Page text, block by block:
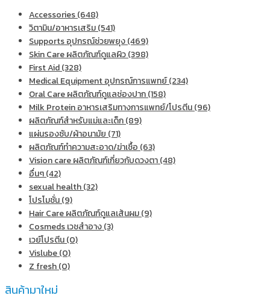
Accessories (648)
วิตามิน/อาหารเสริม (541)
Supports อุปกรณ์ช่วยพยุง (469)
Skin Care ผลิตภัณฑ์ดูแลผิว (398)
First Aid (328)
Medical Equipment อุปกรณ์การแพทย์ (234)
Oral Care ผลิตภัณฑ์ดูแลช่องปาก (158)
Milk Protein อาหารเสริมทางการแพทย์/โปรตีน (96)
ผลิตภัณฑ์สำหรับแม่และเด็ก (89)
แผ่นรองซับ/ผ้าอนามัย (71)
ผลิตภัณฑ์ทําความสะอาด/ฆ่าเชื้อ (63)
Vision care ผลิตภัณฑ์เกี่ยวกับดวงตา (48)
อื่นๆ (42)
sexual health (32)
โปรโมชั่น (9)
Hair Care ผลิตภัณฑ์ดูแลเส้นผม (9)
Cosmeds เวชสําอาง (3)
เวย์โปรตีน (0)
Vislube (0)
Z fresh (0)
สินค้ามาใหม่